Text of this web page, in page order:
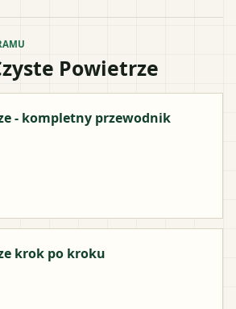
Powietrze
- kompletny przewodnik
krok po kroku